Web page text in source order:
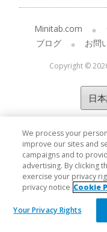
Minitab.com
ブログ
お問
Copyright ©
We process your
improve our sites and
campaigns and to
advertising. By clicking
exercise your privacy
privacy notice Cookie
Your Privacy Rights